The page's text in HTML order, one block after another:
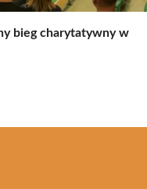
bieg charytatywny w